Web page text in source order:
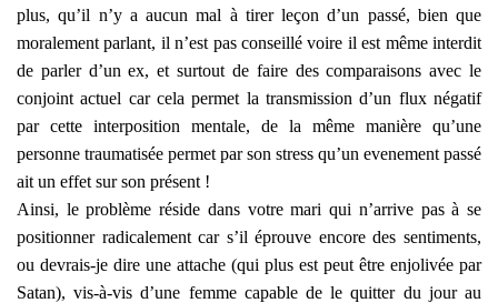
plus, qu’il n’y a aucun mal à tirer leçon d’un passé, bien que
moralement parlant, il n’est pas conseillé voire il est même interdit
de parler d’un ex, et surtout de faire des comparaisons avec le
conjoint actuel car cela permet la transmission d’un flux négatif
par cette interposition mentale, de la même manière qu’une
personne traumatisée permet par son stress qu’un evenement passé
ait un effet sur son présent !
Ainsi, le problème réside dans votre mari qui n’arrive pas à se
positionner radicalement car s’il éprouve encore des sentiments,
ou devrais-je dire une attache (qui plus est peut être enjolivée par
Satan), vis-à-vis d’une femme capable de le quitter du jour au